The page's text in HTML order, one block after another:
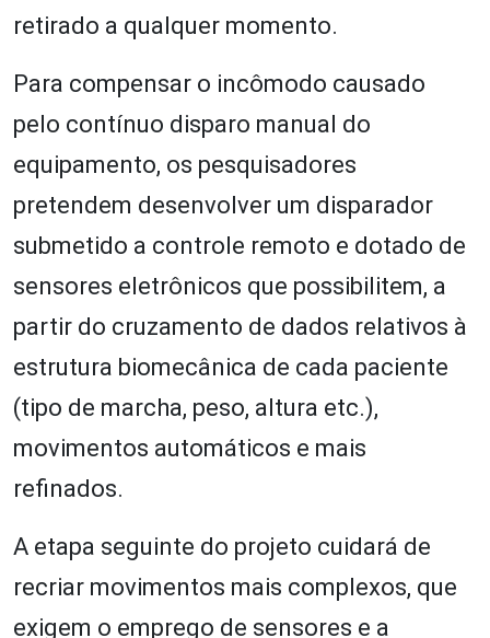
retirado a qualquer momento.
Para compensar o incômodo causado
pelo contínuo disparo manual do
equipamento, os pesquisadores
pretendem desenvolver um disparador
submetido a controle remoto e dotado de
sensores eletrônicos que possibilitem, a
partir do cruzamento de dados relativos à
estrutura biomecânica de cada paciente
(tipo de marcha, peso, altura etc.),
movimentos automáticos e mais
refinados.
A etapa seguinte do projeto cuidará de
recriar movimentos mais complexos, que
exigem o emprego de sensores e a